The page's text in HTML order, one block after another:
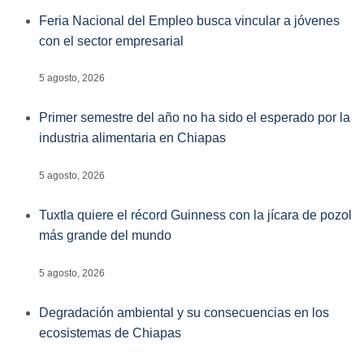
Feria Nacional del Empleo busca vincular a jóvenes
con el sector empresarial
5 agosto, 2026
Primer semestre del año no ha sido el esperado por la
industria alimentaria en Chiapas
5 agosto, 2026
Tuxtla quiere el récord Guinness con la jícara de pozol
más grande del mundo
5 agosto, 2026
Degradación ambiental y su consecuencias en los
ecosistemas de Chiapas